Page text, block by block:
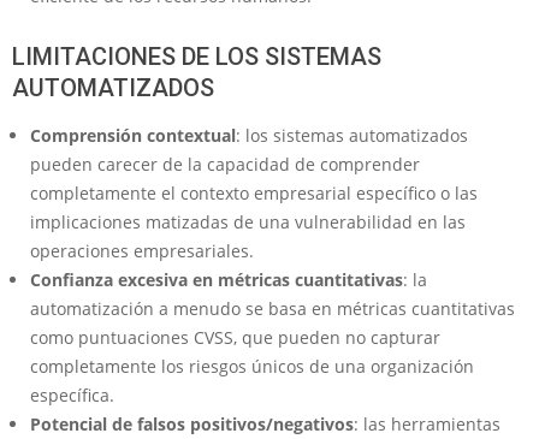
LIMITACIONES DE LOS SISTEMAS
AUTOMATIZADOS
Comprensión contextual: los sistemas automatizados
pueden carecer de la capacidad de comprender
completamente el contexto empresarial específico o las
implicaciones matizadas de una vulnerabilidad en las
operaciones empresariales.
Confianza excesiva en métricas cuantitativas: la
automatización a menudo se basa en métricas cuantitativas
como puntuaciones CVSS, que pueden no capturar
completamente los riesgos únicos de una organización
específica.
Potencial de falsos positivos/negativos: las herramientas